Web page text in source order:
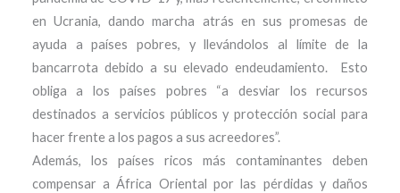
en Ucrania, dando marcha atrás en sus promesas de
ayuda a países pobres, y llevándolos al límite de la
bancarrota debido a su elevado endeudamiento. Esto
obliga a los países pobres “a desviar los recursos
destinados a servicios públicos y protección social para
hacer frente a los pagos a sus acreedores”.
Además, los países ricos más contaminantes deben
compensar a África Oriental por las pérdidas y daños